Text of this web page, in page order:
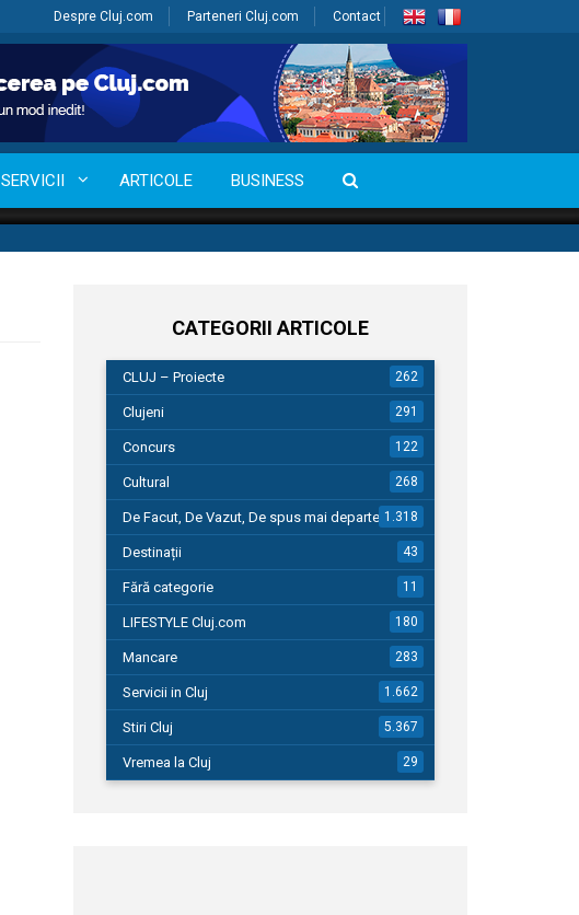
Despre Cluj.com Parteneri Cluj.com Contact
SERVICII ARTICOLE BUSINESS
CATEGORII ARTICOLE
CLUJ – Proiecte 262
Clujeni 291
Concurs 122
Cultural 268
De Facut, De Vazut, De spus mai departe…1.318
Destinații 43
Fără categorie 11
LIFESTYLE Cluj.com 180
Mancare 283
Servicii in Cluj 1.662
Stiri Cluj 5.367
Vremea la Cluj 29